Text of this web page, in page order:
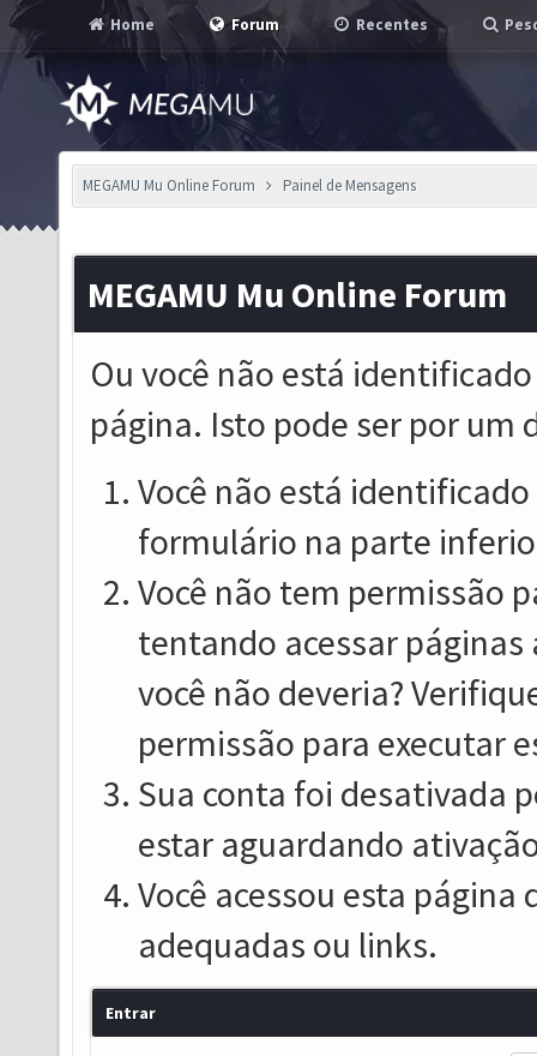
Home Forum Recentes
MEGAMU Mu Online Forum Painel de Mensagens
MEGAMU Mu Online Forum
Ou você não está
página. Isto pode ser por um
Você não está
formulário na parte
Você não tem permissão
tentando acessar
você não deveria?
permissão para executar
Sua conta foi desativada
estar aguardando
Você acessou esta
adequadas ou links.
Entrar